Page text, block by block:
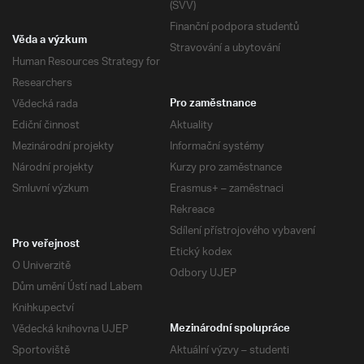
(SVV)
Finanční podpora studentů
Stravování a ubytování
Věda a výzkum
Human Resources Strategy for
Researchers
Vědecká rada
Ediční činnost
Mezinárodní projekty
Národní projekty
Smluvní výzkum
Pro zaměstnance
Aktuality
Informační systémy
Kurzy pro zaměstnance
Erasmus+ – zaměstnaci
Rekreace
Sdílení přístrojového vybavení
Etický kodex
Odbory UJEP
Pro veřejnost
O Univerzitě
Dům umění Ústí nad Labem
Knihkupectví
Vědecká knihovna UJEP
Sportoviště
Mezinárodní spolupráce
Aktuální výzvy – studenti